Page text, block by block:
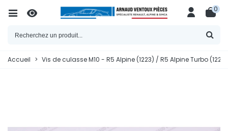
0
Accueil > Vis de culasse M10 - R5 Alpine (1223) / R5 Alpine Turbo